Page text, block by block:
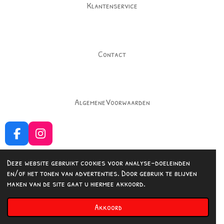
Deze website gebruikt cookies voor analyse-doeleinden
en/of het tonen van advertenties. Door gebruik te blijven
maken van de site gaat u hiermee akkoord.
Akkoord
Klantenservice
Contact
AlgemeneVoorwaarden
F
a
c
e
b
o
o
I
n
s
t
a
g
r
Delen Delen
© 2023 - 2026 Fashionedbysuus